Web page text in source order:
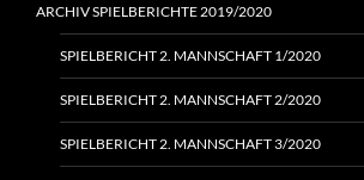
ARCHIV SPIELBERICHTE 2019/2020
SPIELBERICHT 2. MANNSCHAFT 1/2020
SPIELBERICHT 2. MANNSCHAFT 2/2020
SPIELBERICHT 2. MANNSCHAFT 3/2020